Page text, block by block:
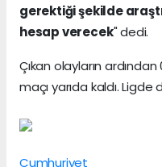
gerektiği şekilde
hesap verecek" dedi.
Çıkan olayların
maçı yarıda kaldı.
Cumhuriyet